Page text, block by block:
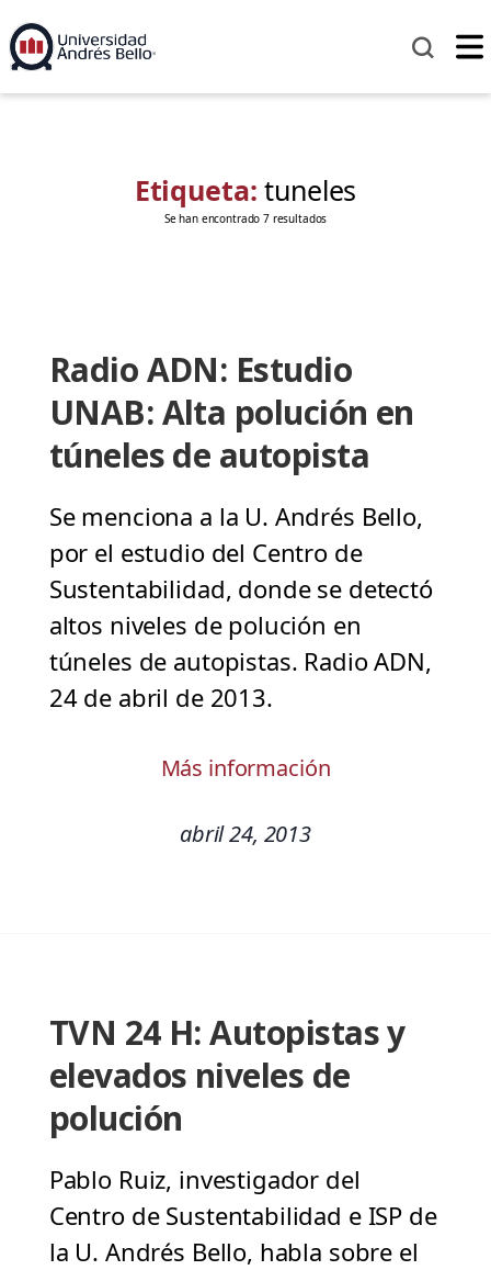
Etiqueta:tuneles
Se han encontrado 7 resultados
Radio ADN: Estudio
UNAB: Alta polución en
túneles de autopista
Se menciona a la U. Andrés Bello,
por el estudio del Centro de
Sustentabilidad, donde se detectó
altos niveles de polución en
túneles de autopistas. Radio ADN,
24 de abril de 2013.
Más información
abril 24, 2013
TVN 24 H: Autopistas y
elevados niveles de
polución
Pablo Ruiz, investigador del
Centro de Sustentabilidad e ISP de
la U. Andrés Bello, habla sobre el